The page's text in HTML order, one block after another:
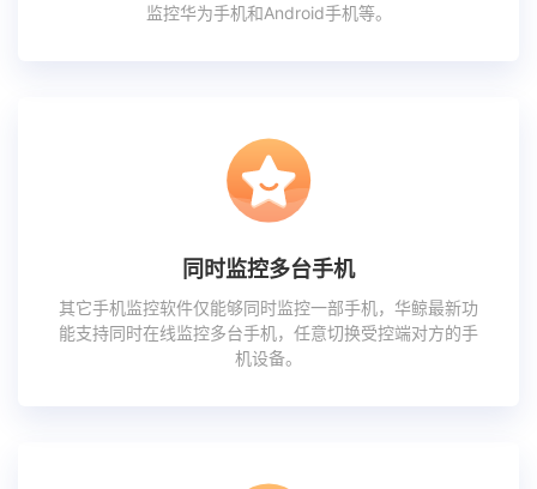
监控华为手机和Android手机等。
同时监控多台手机
其它手机监控软件仅能够同时监控一部手机，华鲸最新功
能支持同时在线监控多台手机，任意切换受控端对方的手
机设备。